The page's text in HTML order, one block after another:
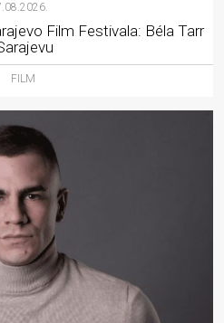
Film Festivala: Béla Tarr
FILM